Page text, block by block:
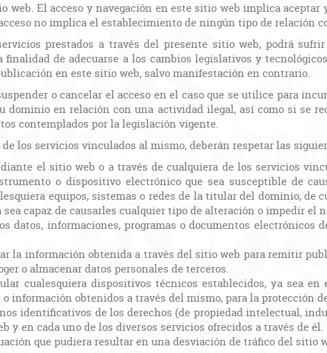
web. El acceso y navegación en este sitio web implica
no implica el establecimiento de ningún tipo de relación
prestados a través del presente sitio web, podrá
finalidad de adecuarse a los cambios legislativos y
en este sitio web, salvo manifestación en contrario.
o cancelar el acceso en el caso que se utilice para
en relación con una actividad ilegal, así como si se
contemplados por la legislación vigente.
los servicios vinculados al mismo, deberán respetar las
el sitio web o a través de cualquiera de los servicios
o dispositivo electrónico que sea susceptible de
equipos, sistemas o redes de la titular del dominio, de
sea capaz de causarles cualquier tipo de alteración o impedir
datos, informaciones, programas o documentos electrónicos
la información obtenida a través del sitio web para remitir
o almacenar datos personales de terceros.
cualesquiera dispositivos técnicos establecidos, ya sea
información obtenidos a través del mismo, para la protección
identificativos de los derechos (de propiedad intelectual,
y en cada uno de los diversos servicios ofrecidos a través de él.
que pudiera resultar en una desviación de tráfico del sitio